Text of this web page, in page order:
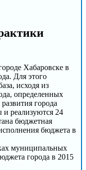
Хабаровске в
Для этого
исходя из
определенных
города
и реализуются 24
бюджетная
бюджета в
муниципальных
города в 2015